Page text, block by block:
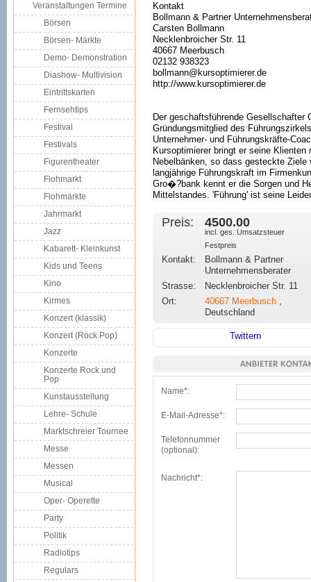
Kontakt
Bollmann & Partner
Carsten Bollmann
Necklenbroicher Str. 11
40667 Meerbusch
02132 938323
bollmann@kursoptimierer.de
http://www.kursoptimierer.de
Der geschaftsführende Gesellschafter
Gründungsmitglied des
Unternehmer- und Führungskräfte-
Kursoptimierer bringt er seine Klienten
Nebelbänken, so dass gesteckte Ziele
langjährige Führungskraft im
Gro�?bank kennt er die Sorgen und
Mittelstandes. 'Führung' ist seine
Preis: 4500.00 
incl. ges. Umsatzsteuer
Festpreis
Kontakt:
Bollmann & Partner
Unternehmensberater
Strasse:
Necklenbroicher Str. 11
Ort:
40667 Meerbusch ,
Deutschland
Twittern
Name*:
E-Mail-Adresse*:
Telefonnummer
(optional):
Nachricht*:
Veranstaltungen Termine
Börsen
Börsen- Märkte
Demo- Demonstration
Diashow- Multivision
Eintrittskarten
Fernsehtips
Festival
Festivals
Figurentheater
Flohmarkt
Flohmärkte
Jahrmarkt
Jazz
Kabarett- Kleinkunst
Kids und Teens
Kino
Kirmes
Konzert (klassik)
Konzert (Rock Pop)
Konzerte
Konzerte Rock und
Pop
Kunstausstellung
Lehre- Schule
Marktschreier Tournee
Messe
Messen
Musical
Oper- Operette
Party
Politik
Radiotips
Regulars